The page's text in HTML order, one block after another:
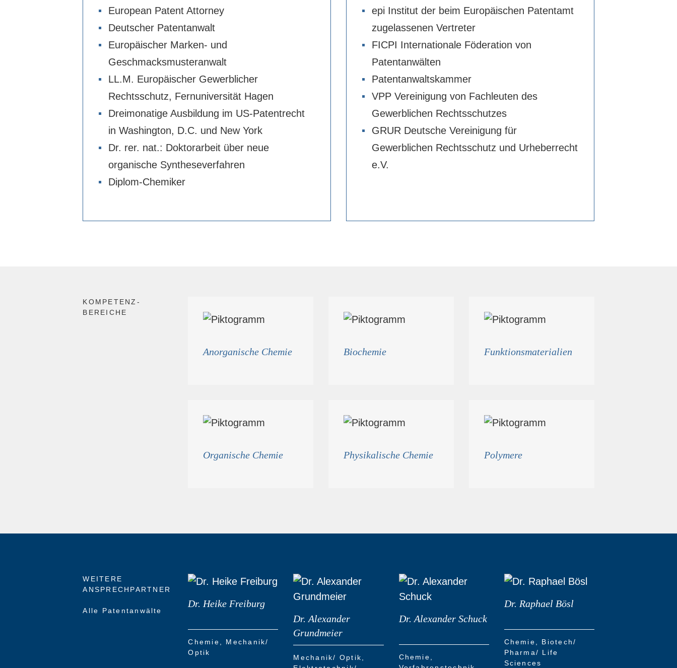
European Patent Attorney
Deutscher Patentanwalt
Europäischer Marken- und
Geschmacksmusteranwalt
LL.M. Europäischer Gewerblicher
Rechtsschutz, Fernuniversität Hagen
Dreimonatige Ausbildung im US-Patentrecht
in Washington, D.C. und New York
Dr. rer. nat.: Doktorarbeit über neue
organische Syntheseverfahren
Diplom-Chemiker
epi Institut der beim Europäischen Patentamt
zugelassenen Vertreter
FICPI Internationale Föderation von
Patentanwälten
Patentanwaltskammer
VPP Vereinigung von Fachleuten des
Gewerblichen Rechtsschutzes
GRUR Deutsche Vereinigung für
Gewerblichen Rechtsschutz und Urheberrecht
e.V.
KOMPETENZ­
BEREICHE
Anorganische Chemie Biochemie Funktionsmaterialien
Organische Chemie Physikalische Chemie Polymere
WEITERE
ANSPRECH­PARTNER
Alle Patentanwälte
Dr. Heike Freiburg
Chemie
Mechanik/
Optik
Dr. Alexander
Grundmeier
Mechanik/ Optik
Dr. Alexander Schuck
Chemie
Dr. Raphael Bösl
Chemie
Biotech/
Pharma/ Life
Sciences